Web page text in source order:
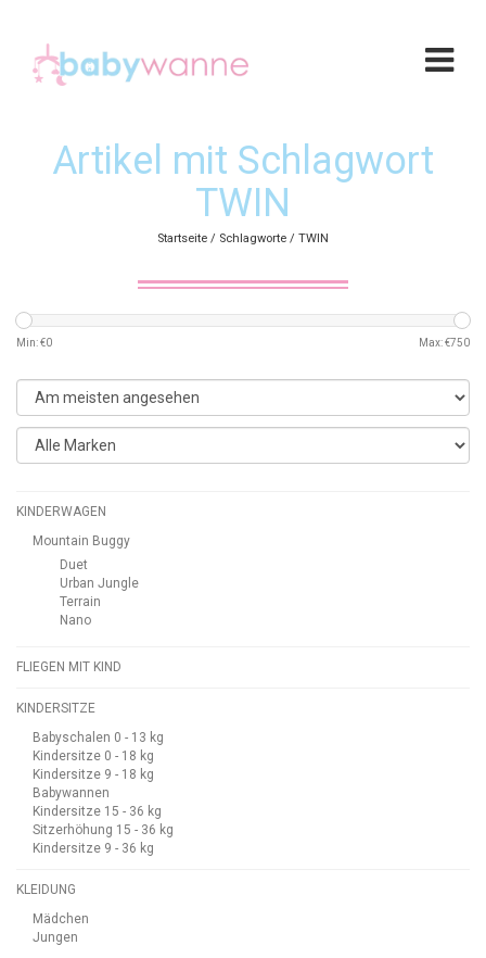
Artikel mit Schlagwort
TWIN
Startseite / Schlagworte / TWIN
Min: €0 Max: €750
KINDERWAGEN
Mountain Buggy
Duet
Urban Jungle
Terrain
Nano
FLIEGEN MIT KIND
KINDERSITZE
Babyschalen 0 - 13 kg
Kindersitze 0 - 18 kg
Kindersitze 9 - 18 kg
Babywannen
Kindersitze 15 - 36 kg
Sitzerhöhung 15 - 36 kg
Kindersitze 9 - 36 kg
KLEIDUNG
Mädchen
Jungen